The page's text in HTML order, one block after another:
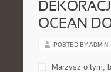
OCEAN
POSTED BY ADMIN
Marzysz o tym,